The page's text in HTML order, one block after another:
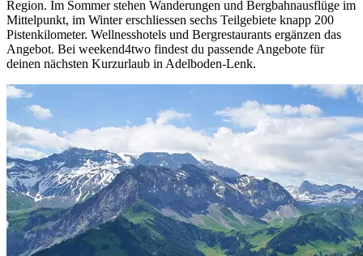
Region. Im Sommer stehen Wanderungen und Bergbahnausflüge im
Mittelpunkt, im Winter erschliessen sechs Teilgebiete knapp 200
Pistenkilometer. Wellnesshotels und Bergrestaurants ergänzen das
Angebot. Bei weekend4two findest du passende Angebote für
deinen nächsten Kurzurlaub in Adelboden-Lenk.